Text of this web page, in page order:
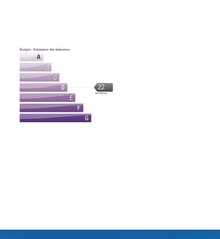
Énergie - Estimation des émissions
22
kg CO2/m².an